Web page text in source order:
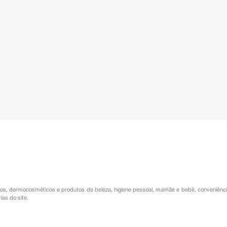
,dermocosméticos e produtos de beleza, higiene pessoal ,mamãe e bebê,
do site.